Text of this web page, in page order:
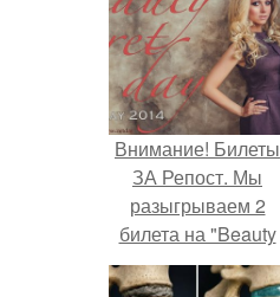
Внимание! Билеты
ЗА Репост. Мы
разыгрываем 2
билета на "Beauty
Secret DAY".